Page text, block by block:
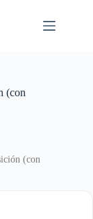
(con
(con